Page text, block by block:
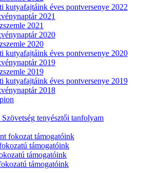
kutyafajtáink éves pontversenye 2022
2021
2021
2020
2020
kutyafajtáink éves pontversenye 2020
2019
2019
kutyafajtáink éves pontversenye 2019
2018
tenyésztői tanfolyam
fokozat támogatóink
támogatóink
támogatóink
támogatóink